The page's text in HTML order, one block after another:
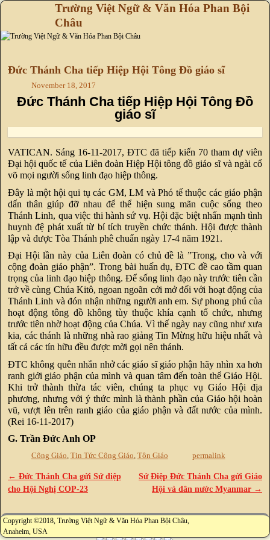
Trường Việt Ngữ & Văn Hóa Phan Bội
Châu
Đức Thánh Cha tiếp Hiệp Hội Tông Đồ giáo sĩ
November 18, 2017
Đức Thánh Cha tiếp Hiệp Hội Tông Đồ
giáo sĩ
VATICAN. Sáng 16-11-2017, ĐTC đã tiếp kiến 70 tham dự viên
Đại hội quốc tế của Liên đoàn Hiệp Hội tông đồ giáo sĩ và ngài cổ
võ mọi người sống linh đạo hiệp thông.
Đây là một hội qui tụ các GM, LM và Phó tế thuộc các giáo phận
dấn thân giúp đỡ nhau để thể hiện sung mãn cuộc sống theo
Thánh Linh, qua việc thi hành sứ vụ. Hội đặc biệt nhấn mạnh tình
huynh đệ phát xuất từ bí tích truyền chức thánh. Hội được thành
lập và được Tòa Thánh phê chuẩn ngày 17-4 năm 1921.
Đại Hội lần này của Liên đoàn có chủ đề là ”Trong, cho và với
cộng đoàn giáo phận”. Trong bài huấn dụ, ĐTC đề cao tầm quan
trọng của linh đạo hiệp thông. Để sống linh đạo này trước tiên cần
trở về cùng Chúa Kitô, ngoan ngoãn cởi mở đối với hoạt động của
Thánh Linh và đón nhận những người anh em. Sự phong phú của
hoạt động tông đồ không tùy thuộc khía cạnh tổ chức, nhưng
trước tiên nhờ hoạt động của Chúa. Vì thế ngày nay cũng như xưa
kia, các thánh là những nhà rao giảng Tin Mừng hữu hiệu nhất và
tất cả các tín hữu đều được mời gọi nên thánh.
ĐTC không quên nhắn nhở các giáo sĩ giáo phận hãy nhìn xa hơn
ranh giới giáo phận của mình và quan tâm đến toàn thể Giáo Hội.
Khi trở thành thừa tác viên, chúng ta phục vụ Giáo Hội địa
phương, nhưng với ý thức mình là thành phần của Giáo hội hoàn
vũ, vượt lên trên ranh giáo của giáo phận và đất nước của mình.
(Rei 16-11-2017)
G. Trần Đức Anh OP
Công Giáo Tin Tức Công Giáo Tôn Giáo permalink
Post navigation
← Đức Thánh Cha gửi Sứ điệp
cho Hội Nghị COP-23
Sứ Điệp Đức Thánh Cha gửi Giáo
Hội và dân nước Myanmar →
Copyright ©2018, Trường Việt Ngữ & Văn Hóa Phan Bội Châu,
Anaheim, USA